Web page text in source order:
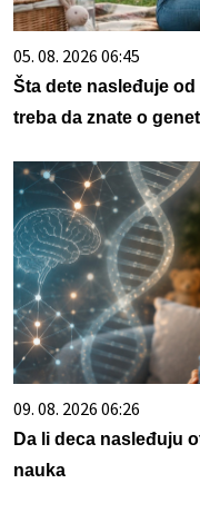
05. 08. 2026 06:45
Šta dete nasleđuje
treba da znate o
09. 08. 2026 06:26
Da li deca nasleđuju
nauka